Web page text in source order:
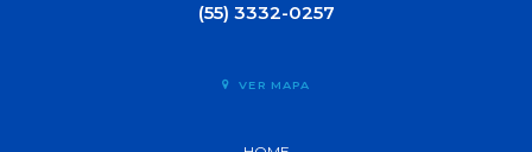
(55) 3332-0257
VER MAPA